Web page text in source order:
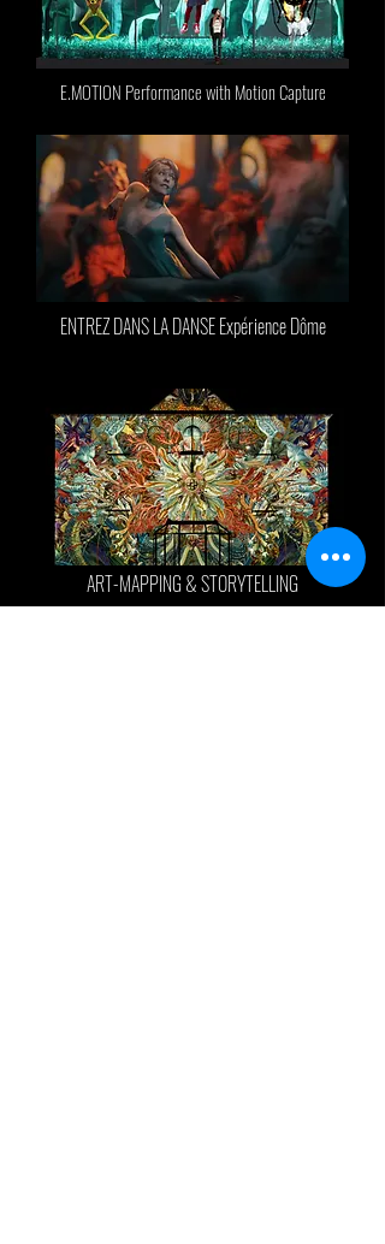
E.MOTION Performance with Motion Capture
ENTREZ DANS LA DANSE Expérience Dôme
ART-MAPPING & STORYTELLING